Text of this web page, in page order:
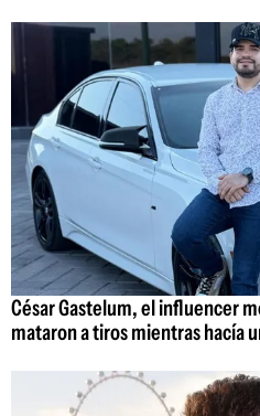
César Gastelum, el influencer
mataron a tiros mientras hacía